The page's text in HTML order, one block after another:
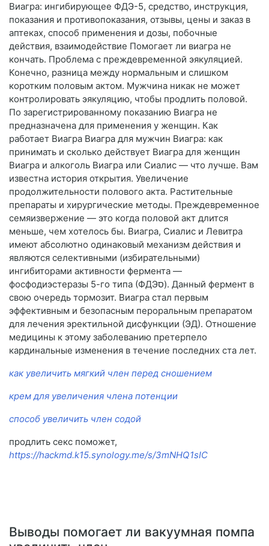
Виагра: ингибирующее ФДЭ-5, средство, инструкция,
показания и противопоказания, отзывы, цены и заказ в
аптеках, способ применения и дозы, побочные
действия, взаимодействие Помогает ли виагра не
кончать. Проблема с преждевременной эякуляцией.
Конечно, разница между нормальным и слишком
коротким половым актом. Мужчина никак не может
контролировать эякуляцию, чтобы продлить половой.
По зарегистрированному показанию Виагра не
предназначена для применения у женщин. Как
работает Виагра Виагра для мужчин Виагра: как
принимать и сколько действует Виагра для женщин
Виагра и алкоголь Виагра или Сиалис — что лучше. Вам
известна история открытия. Увеличение
продолжительности полового акта. Растительные
препараты и хирургические методы. Преждевременное
семяизвержение — это когда половой акт длится
меньше, чем хотелось бы. Виагра, Сиалис и Левитра
имеют абсолютно одинаковый механизм действия и
являются селективными (избирательными)
ингибиторами активности фермента —
фосфодиэстеразы 5-го типа (ФДЭס). Данный фермент в
свою очередь тормозит. Виагра стал первым
эффективным и безопасным пероральным препаратом
для лечения эректильной дисфункции (ЭД). Отношение
медицины к этому заболеванию претерпело
кардинальные изменения в течение последних ста лет.
как увеличить мягкий член перед сношением
крем для увеличения члена потенции
способ увеличить член содой
продлить секс поможет,
https://hackmd.k15.synology.me/s/3mNHQ1sIC
Выводы помогает ли вакуумная помпа